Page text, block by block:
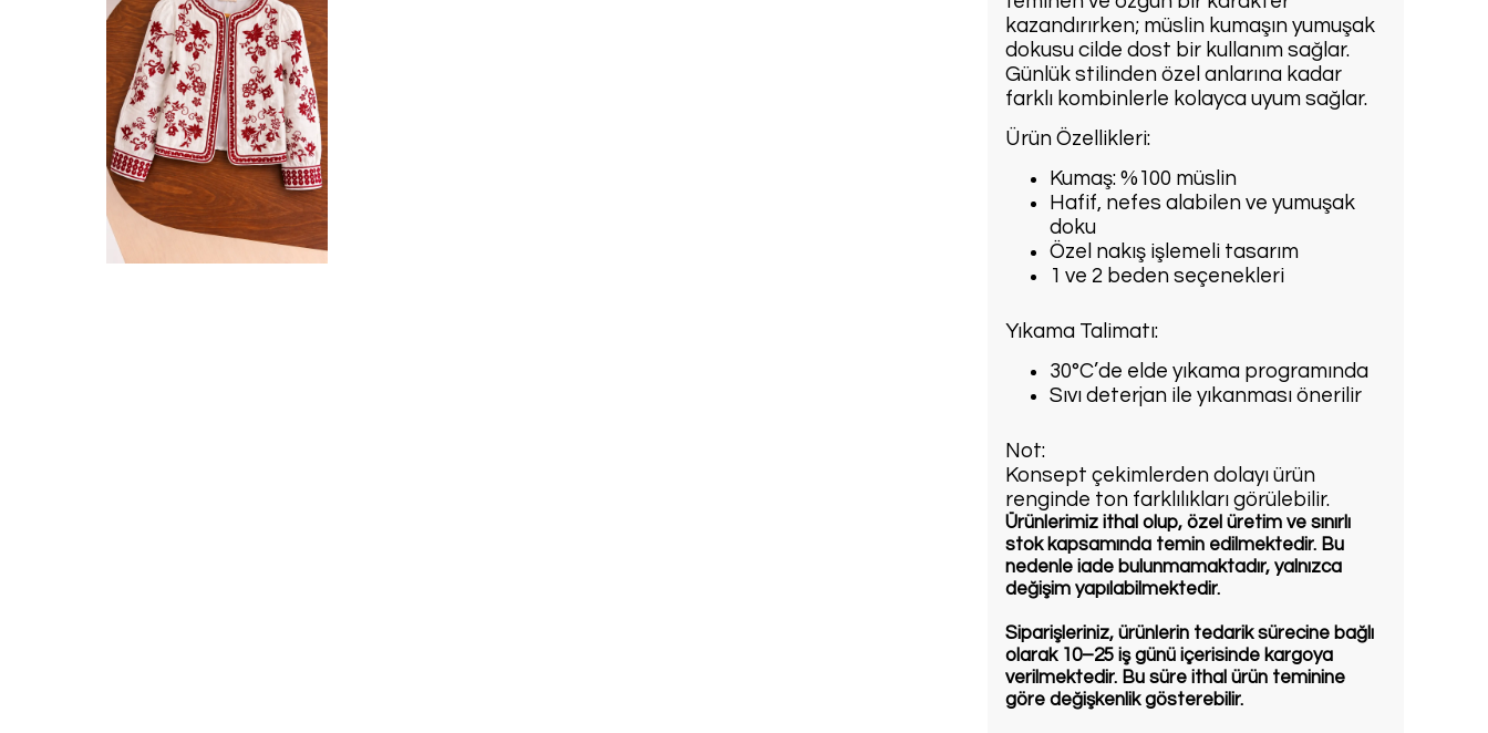
kazandırırken; müslin kumaşın yumuşak
dokusu cilde dost bir kullanım sağlar.
Günlük stilinden özel anlarına kadar
farklı kombinlerle kolayca uyum sağlar.
Ürün Özellikleri:
Kumaş: %100 müslin
Hafif, nefes alabilen ve yumuşak
doku
Özel nakış işlemeli tasarım
1 ve 2 beden seçenekleri
Yıkama Talimatı:
30°C’de elde yıkama programında
Sıvı deterjan ile yıkanması önerilir
Not:
Konsept çekimlerden dolayı ürün
renginde ton farklılıkları görülebilir.
Ürünlerimiz ithal olup, özel üretim ve sınırlı
stok kapsamında temin edilmektedir. Bu
nedenle iade bulunmamaktadır, yalnızca
değişim yapılabilmektedir.
Siparişleriniz, ürünlerin tedarik sürecine bağlı
olarak 10–25 iş günü içerisinde kargoya
verilmektedir. Bu süre ithal ürün teminine
göre değişkenlik gösterebilir.